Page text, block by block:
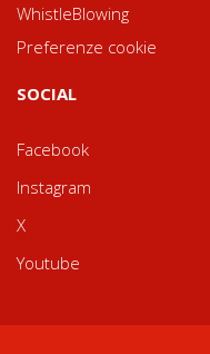
WhistleBlowing
Preferenze cookie
SOCIAL
Facebook
Instagram
X
Youtube